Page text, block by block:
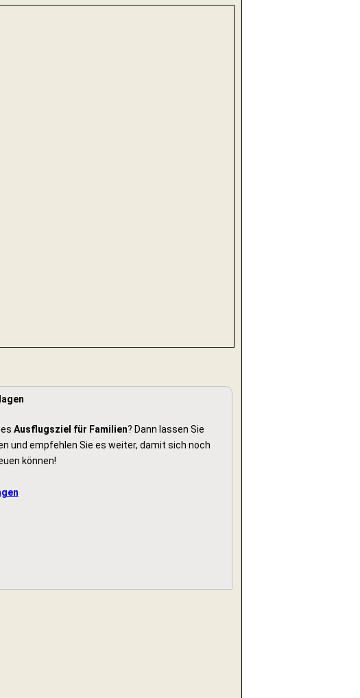
Ausflugsziel für Familien? Dann lassen Sie
und empfehlen Sie es weiter, damit sich noch
können!